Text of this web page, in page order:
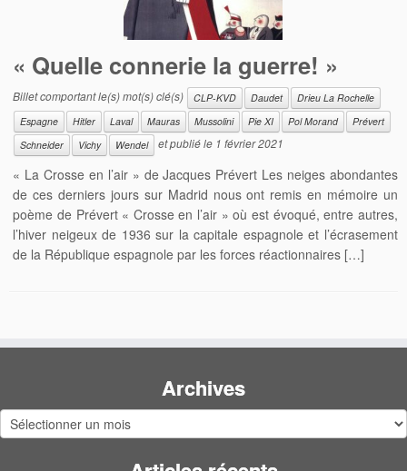
« Quelle connerie la guerre! »
Billet comportant le(s) mot(s) clé(s) CLP-KVD Daudet
Drieu La Rochelle
Espagne
Hitler Laval Mauras Mussolini Pie XI Pol Morand
Prévert
Schneider
Vichy Wendel et publié le 1 février 2021
« La Crosse en l’air » de Jacques Prévert Les neiges abondantes
de ces derniers jours sur Madrid nous ont remis en mémoire un
poème de Prévert « Crosse en l’air » où est évoqué, entre autres,
l’hiver neigeux de 1936 sur la capitale espagnole et l’écrasement
de la République espagnole par les forces réactionnaires […]
Archives
Archives